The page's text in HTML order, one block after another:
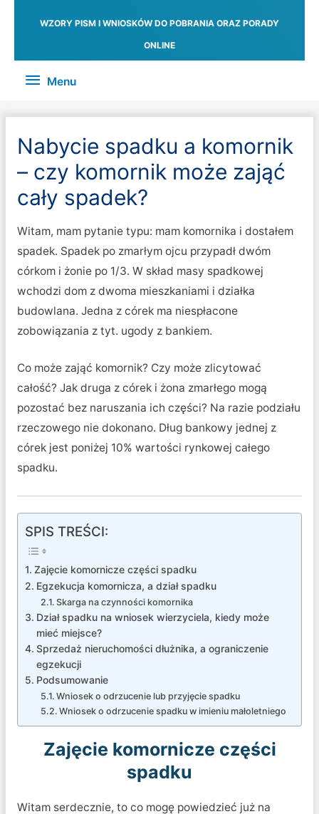
WZORY PISM I WNIOSKÓW DO POBRANIA ORAZ PORADY
ONLINE
Menu
Menu
Nabycie spadku a komornik
– czy komornik może zająć
cały spadek?
Witam, mam pytanie typu: mam komornika i dostałem
spadek. Spadek po zmarłym ojcu przypadł dwóm
córkom i żonie po 1/3. W skład masy spadkowej
wchodzi dom z dwoma mieszkaniami i działka
budowlana. Jedna z córek ma niespłacone
zobowiązania z tyt. ugody z bankiem.
Co może zająć komornik? Czy może zlicytować
całość? Jak druga z córek i żona zmarłego mogą
pozostać bez naruszania ich części? Na razie podziału
rzeczowego nie dokonano. Dług bankowy jednej z
córek jest poniżej 10% wartości rynkowej całego
spadku.
SPIS TREŚCI:
Zajęcie komornicze części spadku
Egzekucja komornicza, a dział spadku
Skarga na czynności komornika
Dział spadku na wniosek wierzyciela, kiedy może
mieć miejsce?
Sprzedaż nieruchomości dłużnika, a ograniczenie
egzekucji
Podsumowanie
Wniosek o odrzucenie lub przyjęcie spadku
Wniosek o odrzucenie spadku w imieniu małoletniego
Zajęcie komornicze części
spadku
Witam serdecznie, to co mogę powiedzieć już na